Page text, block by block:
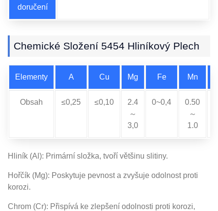
doručení
Chemické Složení 5454 Hliníkový Plech
Elementy A Cu Mg Fe Mn
Obsah ≤0,25 ≤0,10
2.4
～
3,0
0~0,4
0.50
～
1.0
Hliník (Al): Primární složka, tvoří většinu slitiny.
Hořčík (Mg): Poskytuje pevnost a zvyšuje odolnost proti
korozi.
Chrom (Cr): Přispívá ke zlepšení odolnosti proti korozi,